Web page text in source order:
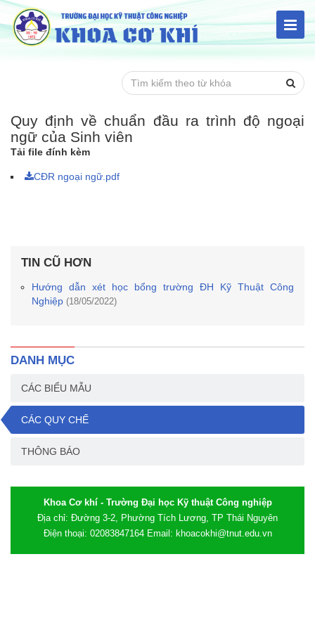
Quy định về chuẩn đầu ra trình độ ngoại
ngữ của Sinh viên
Tải file đính kèm
CĐR ngoại ngữ.pdf
TIN CŨ HƠN
Hướng dẫn xét học bổng trường ĐH Kỹ Thuật Công
Nghiệp (18/05/2022)
DANH MỤC
CÁC BIỂU MẪU
CÁC QUY CHẾ
THÔNG BÁO
Khoa Cơ khí - Trường Đại học Kỹ thuật Công nghiệp
Địa chỉ: Đường 3-2, Phường Tích Lương, TP Thái Nguyên
Điện thoại: 02083847164 Email: khoacokhi@tnut.edu.vn